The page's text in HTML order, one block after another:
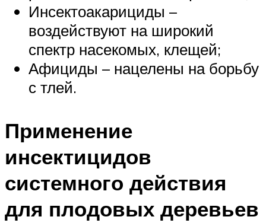
Инсектоакарициды –
воздействуют на широкий
спектр насекомых, клещей;
Афициды – нацелены на борьбу
с тлей.
Применение
инсектицидов
системного действия
для плодовых деревьев